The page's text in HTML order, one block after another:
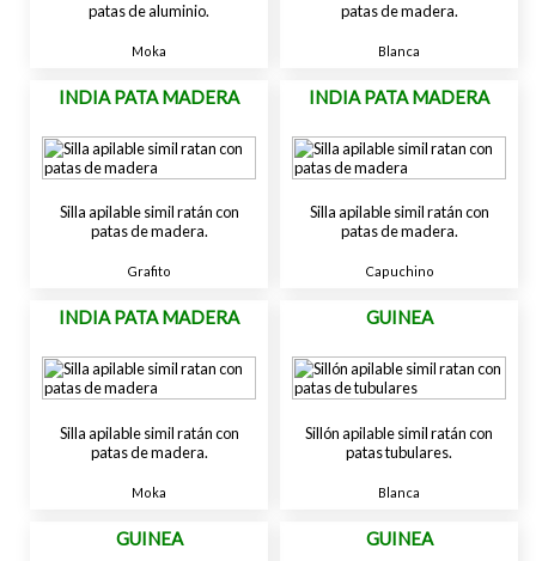
patas de aluminio.
Moka
patas de madera.
Blanca
INDIA PATA MADERA
Silla apilable simil ratán con
patas de madera.
Grafito
INDIA PATA MADERA
Silla apilable simil ratán con
patas de madera.
Capuchino
INDIA PATA MADERA
Silla apilable simil ratán con
patas de madera.
Moka
GUINEA
Sillón apilable simil ratán con
patas tubulares.
Blanca
GUINEA GUINEA